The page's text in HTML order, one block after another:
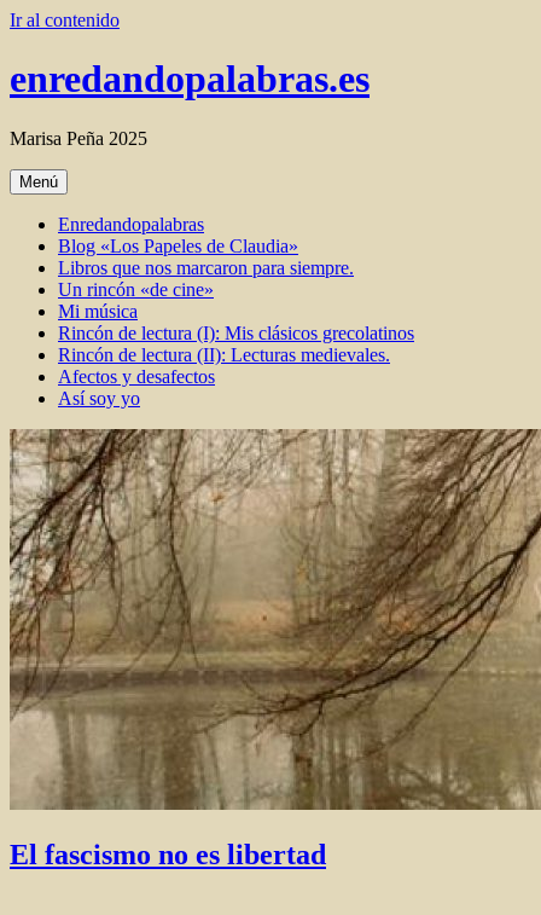
Ir al contenido
enredandopalabras.es
Marisa Peña 2025
Menú
Enredandopalabras
Blog «Los Papeles de Claudia»
Libros que nos marcaron para siempre.
Un rincón «de cine»
Mi música
Rincón de lectura (I): Mis clásicos grecolatinos
Rincón de lectura (II): Lecturas medievales.
Afectos y desafectos
Así soy yo
El fascismo no es libertad